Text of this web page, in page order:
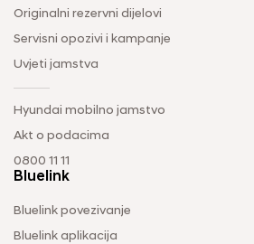
Originalni rezervni dijelovi
Servisni opozivi i kampanje
Uvjeti jamstva
Hyundai mobilno jamstvo
Akt o podacima
0800 11 11
Bluelink
Bluelink povezivanje
Bluelink aplikacija